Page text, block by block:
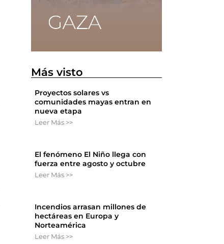
Más visto
Proyectos solares vs
comunidades mayas entran en
nueva etapa
Leer Más >>
El fenómeno El Niño llega con
fuerza entre agosto y octubre
Leer Más >>
Incendios arrasan millones de
hectáreas en Europa y
Norteamérica
Leer Más >>